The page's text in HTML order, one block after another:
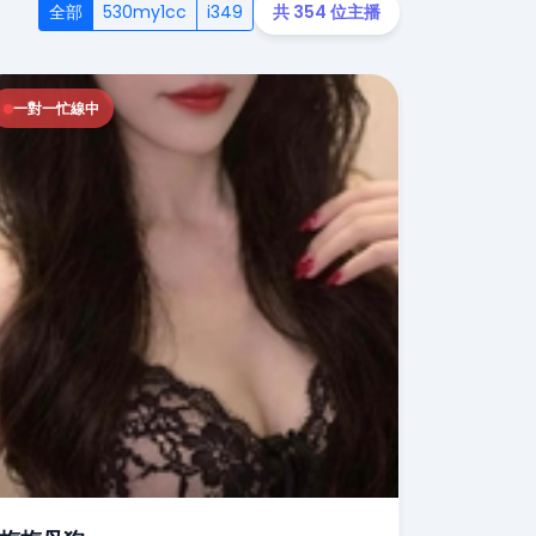
全部 530my1cc i349 共 354 位主播
一對一忙線中